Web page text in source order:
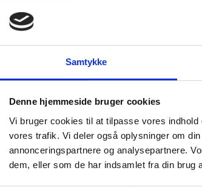
Samtykke
Denne hjemmeside bruger cookies
Vi bruger cookies til at tilpasse vores
vores trafik. Vi deler også oplysninger om
annonceringspartnere og analysepartnere.
dem, eller som de har indsamlet fra din brug
frastruktur
2021
Netværkspro
bevillinger
2021
Pulje til
Forskningsin
frastruktur
Fagområde: Energi,
Formål:
Titel:ReWet -
Bevillingsmodtager:
Beløb: 12.242.022 kr.
Fagområde: Energi,
Formål: